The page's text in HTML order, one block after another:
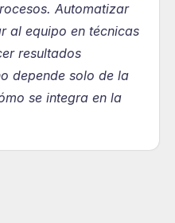
Automatizar
al equipo en técnicas
resultados
depende solo de la
se integra en la